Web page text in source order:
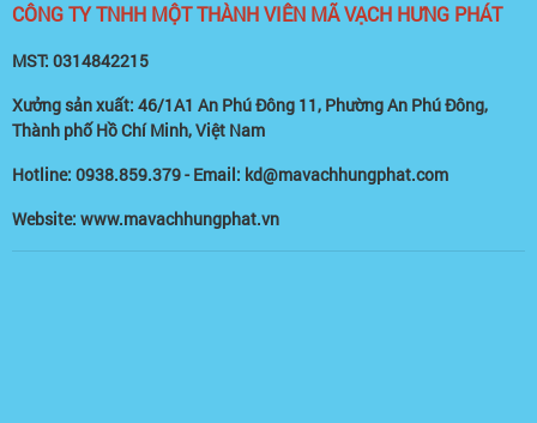
CÔNG TY TNHH MỘT THÀNH VIÊN MÃ VẠCH HƯNG PHÁT
MST: 0314842215
Xưởng sản xuất: 46/1A1 An Phú Đông 11, Phường An Phú Đông,
Thành phố Hồ Chí Minh, Việt Nam
Hotline: 0938.859.379 - Email: kd@mavachhungphat.com
Website: www.mavachhungphat.vn